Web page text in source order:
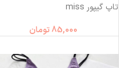
تاپ گیپور miss
85,000تومان